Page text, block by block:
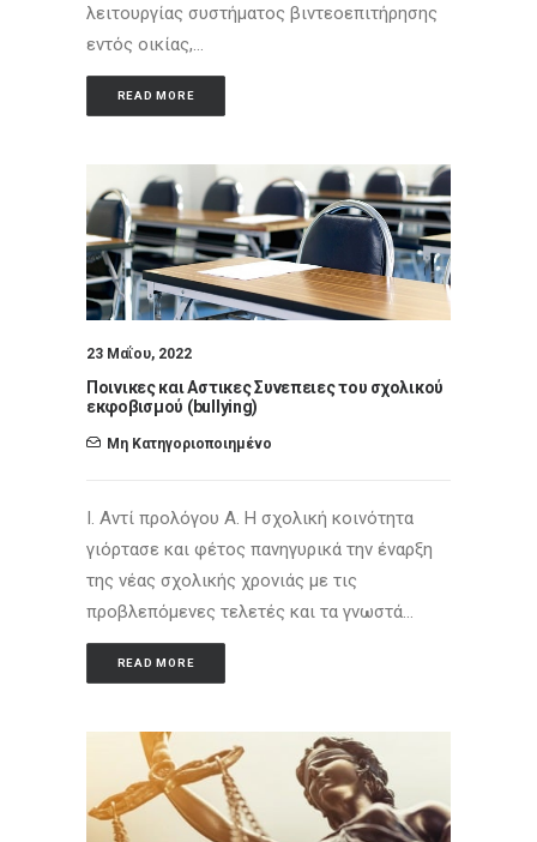
λειτουργίας συστήματος βιντεοεπιτήρησης
εντός οικίας,…
READ MORE
23 Μαΐου, 2022
Ποινικες και Αστικες Συνεπειες του σχολικού
εκφοβισμού (bullying)
Μη Κατηγοριοποιημένο
Ι. Αντί προλόγου Α. Η σχολική κοινότητα
γιόρτασε και φέτος πανηγυρικά την έναρξη
της νέας σχολικής χρονιάς με τις
προβλεπόμενες τελετές και τα γνωστά…
READ MORE